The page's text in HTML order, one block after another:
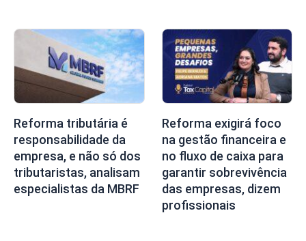
Reforma tributária é
responsabilidade da
empresa, e não só dos
tributaristas, analisam
especialistas da MBRF
Reforma exigirá foco
na gestão financeira e
no fluxo de caixa para
garantir sobrevivência
das empresas, dizem
profissionais